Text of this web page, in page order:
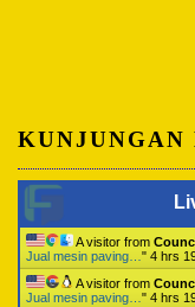
A visitor from
Jual mesin paving… " 4 hrs
A visitor from
Jual mesin paving… " 4 hrs